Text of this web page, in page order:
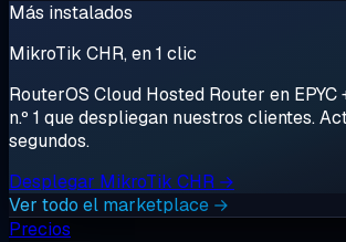
Más instalados
MikroTik CHR, en 1 clic
RouterOS Cloud Hosted Router en EPYC
n.º 1 que despliegan nuestros clientes.
segundos.
Desplegar MikroTik CHR →
Ver todo el marketplace →
Precios